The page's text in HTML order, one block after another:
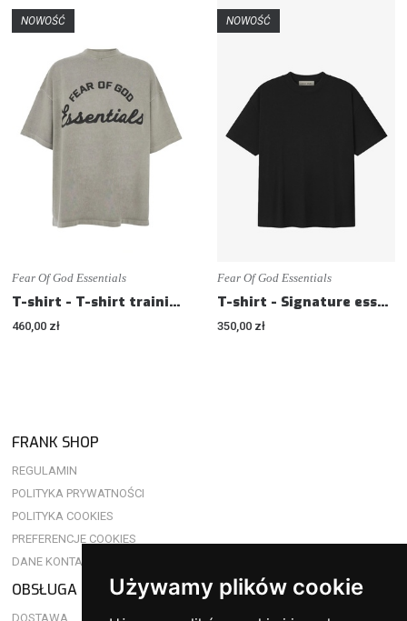
Używamy plików cookie
NOWOŚĆ
Fear Of God Essentials
T-shirt - T-shirt training 90s - Loose fit
460,00 zł
NOWOŚĆ
Fear Of God Essentials
T-shirt - Signature essential t-shirt - Loose fit
350,00 zł
FRANK SHOP
REGULAMIN
POLITYKA PRYWATNOŚCI
POLITYKA COOKIES
PREFERENCJE COOKIES
DANE KONTAKTOWE
OBSŁUGA KLIENTA
DOSTAWA